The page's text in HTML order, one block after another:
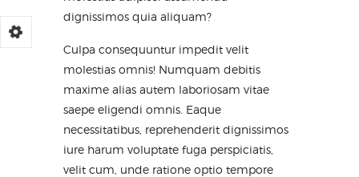
dignissimos quia aliquam?
Culpa consequuntur impedit velit
molestias omnis! Numquam debitis
maxime alias autem laboriosam vitae
saepe eligendi omnis. Eaque
necessitatibus, reprehenderit dignissimos
iure harum voluptate fuga perspiciatis,
velit cum, unde ratione optio tempore